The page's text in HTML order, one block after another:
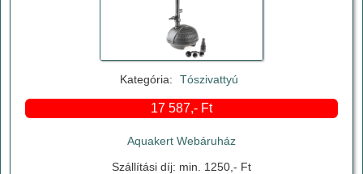
Kategória: Tószivattyú
17 587,- Ft
Aquakert Webáruház
Szállítási díj: min. 1250,- Ft